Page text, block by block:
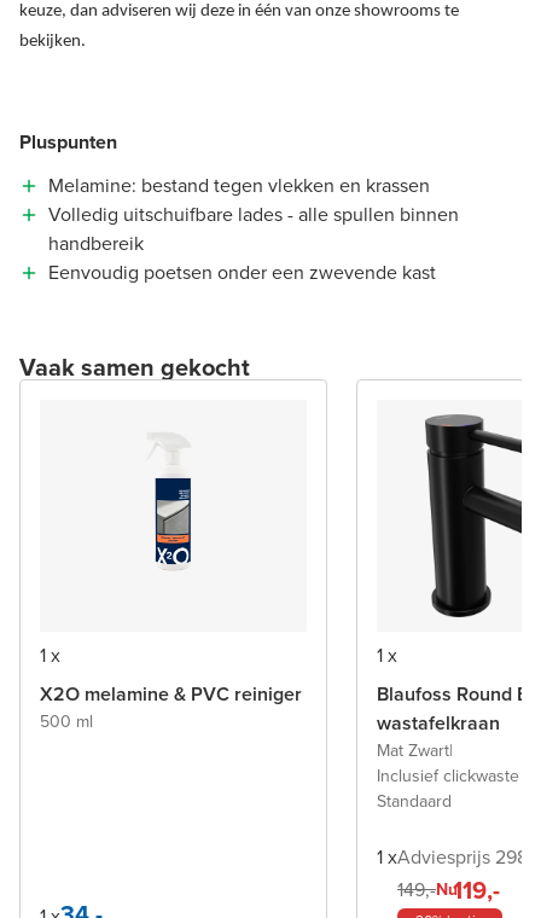
keuze, dan adviseren wij deze in één van onze showrooms te
bekijken.
Pluspunten
Melamine: bestand tegen vlekken en krassen
Volledig uitschuifbare lades - alle spullen binnen
handbereik
Eenvoudig poetsen onder een zwevende kast
Vaak samen gekocht
1 x
X2O melamine & PVC reiniger
500 ml
1 x
Blaufoss Round
wastafelkraan
Mat Zwart|
Inclusief clickwaste
Standaard
1 xAdviesprijs 298,-
149,-Nu119,-